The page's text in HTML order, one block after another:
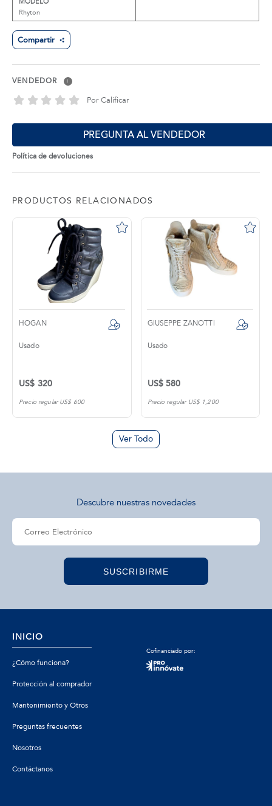
Rhyton
Compartir
VENDEDOR i
Por Calificar
PREGUNTA AL VENDEDOR
Política de devoluciones
PRODUCTOS RELACIONADOS
HOGAN
Usado
US$ 320
Precio regular US$ 600
GIUSEPPE ZANOTTI
Usado
US$ 580
Precio regular US$ 1,200
Ver Todo
Descubre nuestras novedades
SUSCRIBIRME
INICIO
¿Cómo funciona?
Protección al comprador
Mantenimiento y Otros
Preguntas frecuentes
Nosotros
Contáctanos
Cofinanciado por: